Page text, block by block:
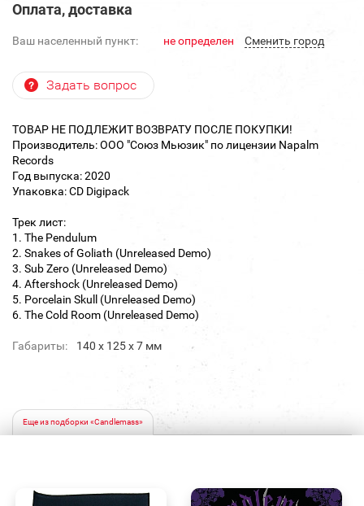
Оплата, доставка
Ваш населенный пункт: не определен Cменить город
Задать вопрос
ТОВАР НЕ ПОДЛЕЖИТ ВОЗВРАТУ ПОСЛЕ ПОКУПКИ!
Производитель: ООО "Союз Мьюзик" по лицензии Napalm
Records
Год выпуска: 2020
Упаковка: CD Digipack
Трек лист:
1. The Pendulum
2. Snakes of Goliath (Unreleased Demo)
3. Sub Zero (Unreleased Demo)
4. Aftershock (Unreleased Demo)
5. Porcelain Skull (Unreleased Demo)
6. The Cold Room (Unreleased Demo)
Габариты: 140 х 125 х 7 мм
Еще из подборки «Candlemass»